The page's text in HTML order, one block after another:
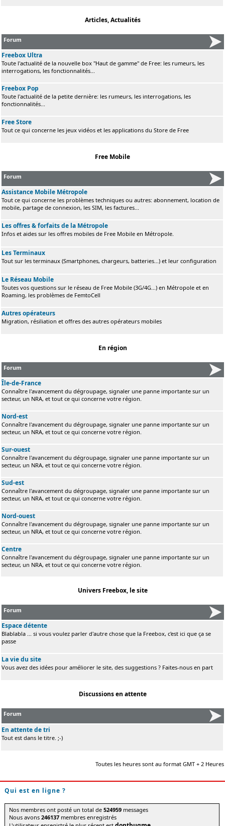
Articles, Actualités
Forum
Freebox Ultra
Toute l'actualité de la nouvelle box "Haut de gamme" de Free: les rumeurs, les
interrogations, les fonctionnalités...
Freebox Pop
Toute l'actualité de la petite dernière: les rumeurs, les interrogations, les
fonctionnalités...
Free Store
Tout ce qui concerne les jeux vidéos et les applications du Store de Free
Free Mobile
Forum
Assistance Mobile Métropole
Tout ce qui concerne les problèmes techniques ou autres: abonnement, location de
mobile, partage de connexion, les SIM, les factures...
Les offres & forfaits de la Métropole
Infos et aides sur les offres mobiles de Free Mobile en Métropole.
Les Terminaux
Tout sur les terminaux (Smartphones, chargeurs, batteries...) et leur configuration
Le Réseau Mobile
Toutes vos questions sur le réseau de Free Mobile (3G/4G...) en Métropole et en
Roaming, les problèmes de FemtoCell
Autres opérateurs
Migration, résiliation et offres des autres opérateurs mobiles
En région
Forum
Île-de-France
Connaître l'avancement du dégroupage, signaler une panne importante sur un
secteur, un NRA, et tout ce qui concerne votre région.
Nord-est
Connaître l'avancement du dégroupage, signaler une panne importante sur un
secteur, un NRA, et tout ce qui concerne votre région.
Sur-ouest
Connaître l'avancement du dégroupage, signaler une panne importante sur un
secteur, un NRA, et tout ce qui concerne votre région.
Sud-est
Connaître l'avancement du dégroupage, signaler une panne importante sur un
secteur, un NRA, et tout ce qui concerne votre région.
Nord-ouest
Connaître l'avancement du dégroupage, signaler une panne importante sur un
secteur, un NRA, et tout ce qui concerne votre région.
Centre
Connaître l'avancement du dégroupage, signaler une panne importante sur un
secteur, un NRA, et tout ce qui concerne votre région.
Univers Freebox, le site
Forum
Espace détente
Blablabla ... si vous voulez parler d'autre chose que la Freebox, c'est ici que ça se
passe
La vie du site
Vous avez des idées pour améliorer le site, des suggestions ? Faites-nous en part
Discussions en attente
Forum
En attente de tri
Tout est dans le titre. ;-)
Toutes les heures sont au format GMT + 2 Heures
Qui est en ligne ?
Nos membres ont posté un total de524959 messages
Nous avons246137 membres enregistrés